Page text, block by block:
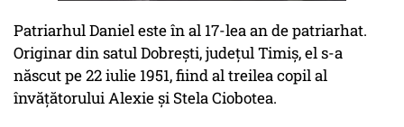
Patriarhul Daniel este în al 17-lea an de patriarhat.
Originar din satul Dobrești, județul Timiș, el s-a
născut pe 22 iulie 1951, fiind al treilea copil al
învățătorului Alexie și Stela Ciobotea.